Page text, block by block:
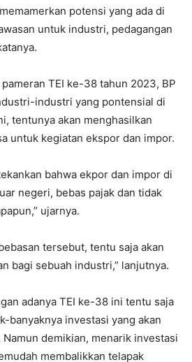
potensi yang ada di
untuk industri, pedagangan
TEI ke-38 tahun 2023, BP
industri yang pontensial di
tentunya akan menghasilkan
untuk kegiatan ekspor dan impor.
bahwa ekpor dan impor di
negeri, bebas pajak dan tidak
ujarnya.
tersebut, tentu saja akan
bagi sebuah industri,” lanjutnya.
adanya TEI ke-38 ini tentu saja
banyaknya investasi yang akan
Namun demikian, menarik investasi
membalikkan telapak